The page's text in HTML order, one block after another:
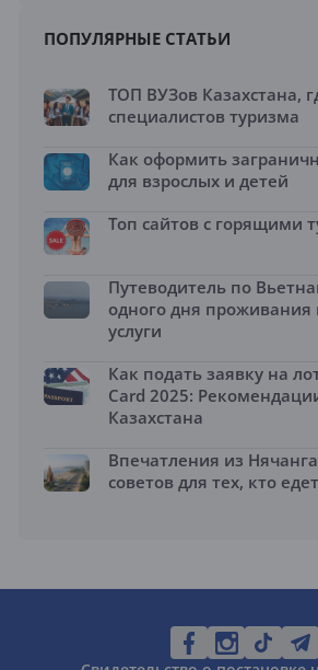
ПОПУЛЯРНЫЕ СТАТЬИ
ТОП ВУЗов Казахстана,
специалистов туризма
Как оформить
для взрослых и детей
Топ сайтов с горящими
Путеводитель по
одного дня проживания
услуги
Как подать заявку на
Card 2025:
Казахстана
Впечатления из
советов для тех, кто